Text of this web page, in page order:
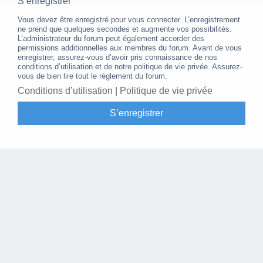
Vous devez être enregistré pour vous connecter. L’enregistrement
ne prend que quelques secondes et augmente vos possibilités.
L’administrateur du forum peut également accorder des
permissions additionnelles aux membres du forum. Avant de vous
enregistrer, assurez-vous d’avoir pris connaissance de nos
conditions d’utilisation et de notre politique de vie privée. Assurez-
vous de bien lire tout le règlement du forum.
Conditions d’utilisation Politique de vie privée
S’enregistrer